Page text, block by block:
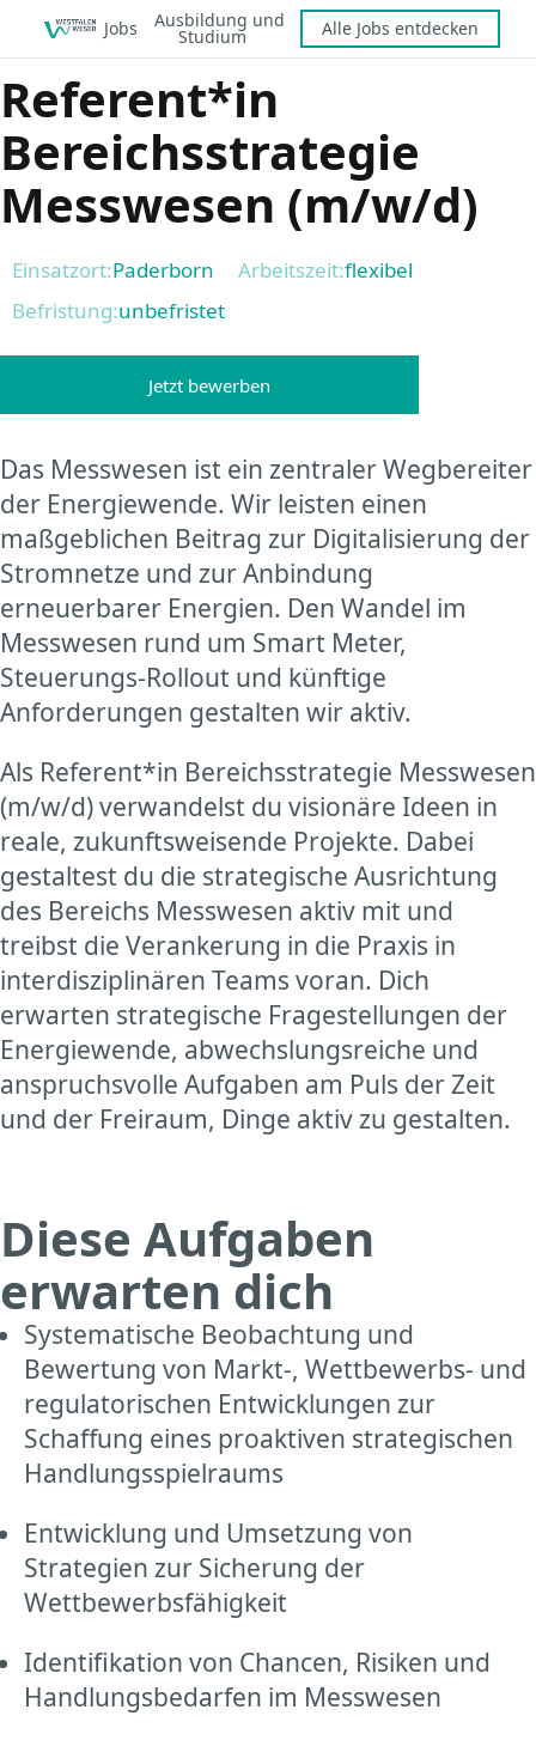
Jobs Ausbildung und
Studium Alle Jobs entdecken
Referent*in
Bereichsstrategie
Messwesen (m/w/d)
Einsatzort:Paderborn Arbeitszeit:flexibel
Befristung:unbefristet
Jetzt bewerben
Das Messwesen ist ein zentraler Wegbereiter
der Energiewende. Wir leisten einen
maßgeblichen Beitrag zur Digitalisierung der
Stromnetze und zur Anbindung
erneuerbarer Energien. Den Wandel im
Messwesen rund um Smart Meter,
Steuerungs-Rollout und künftige
Anforderungen gestalten wir aktiv.
Als Referent*in Bereichsstrategie Messwesen
(m/w/d) verwandelst du visionäre Ideen in
reale, zukunftsweisende Projekte. Dabei
gestaltest du die strategische Ausrichtung
des Bereichs Messwesen aktiv mit und
treibst die Verankerung in die Praxis in
interdisziplinären Teams voran. Dich
erwarten strategische Fragestellungen der
Energiewende, abwechslungsreiche und
anspruchsvolle Aufgaben am Puls der Zeit
und der Freiraum, Dinge aktiv zu gestalten.
Diese Aufgaben
erwarten dich
Systematische Beobachtung und
Bewertung von Markt-, Wettbewerbs- und
regulatorischen Entwicklungen zur
Schaffung eines proaktiven strategischen
Handlungsspielraums
Entwicklung und Umsetzung von
Strategien zur Sicherung der
Wettbewerbsfähigkeit
Identifikation von Chancen, Risiken und
Handlungsbedarfen im Messwesen